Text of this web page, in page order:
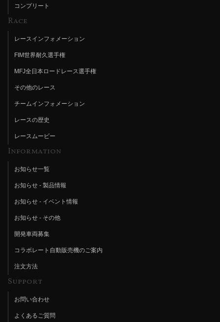
コンプリート
Race
レースインフォメーション
FIM世界耐久選手権
MFJ全日本ロードレース選手権
その他のレース
チームインフォメーション
レースの歴史
レースムービー
Information
お知らせ一覧
お知らせ - 製品情報
お知らせ - イベント情報
お知らせ - その他
開発車両募集
コラボレート自動販売機のご案内
注文方法
Support
お問い合わせ
よくあるご質問